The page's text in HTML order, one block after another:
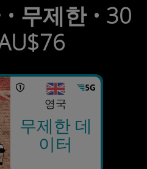
무제한 • 30
영국
무제한 데
이터